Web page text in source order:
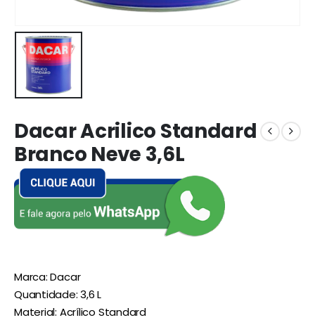
Dacar Acrilico Standard
Branco Neve 3,6L
Marca: Dacar
Quantidade: 3,6 L
Material: Acrílico Standard